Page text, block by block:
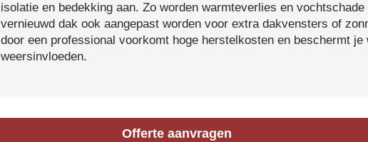
isolatie en bedekking aan. Zo worden warmteverlies en
vernieuwd dak ook aangepast worden voor extra dakvensters of
door een professional voorkomt hoge herstelkosten en beschermt je
weersinvloeden.
Offerte aanvragen